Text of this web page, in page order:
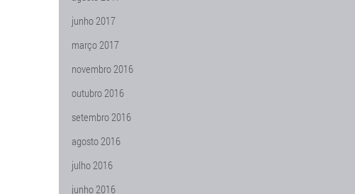
junho 2017
março 2017
novembro 2016
outubro 2016
setembro 2016
agosto 2016
julho 2016
junho 2016